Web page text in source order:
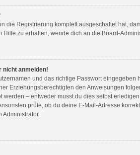
die Registrierung komplett ausgeschaltet hat,
Hilfe zu erhalten, wende dich an die Board-
nicht anmelden!
und das richtige Passwort
Erziehungsberechtigten den Anweisungen
– entweder musst du dies selbst
prüfe, ob du deine E-Mail-Adresse
Administrator.